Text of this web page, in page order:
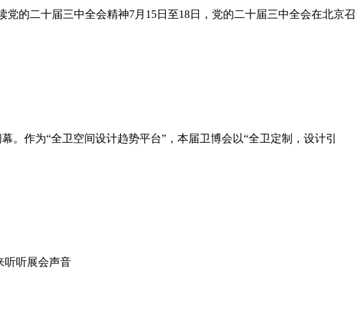
的二十届三中全会精神7月15日至18日，党的二十届三中全会在北京召
作为“全卫空间设计趋势平台”，本届卫博会以“全卫定制，设计引
听听展会声音